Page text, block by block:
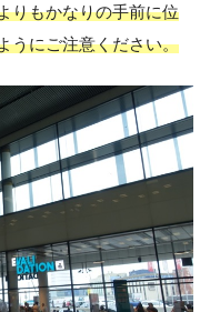
りもかなりの手前に位
うにご注意ください。